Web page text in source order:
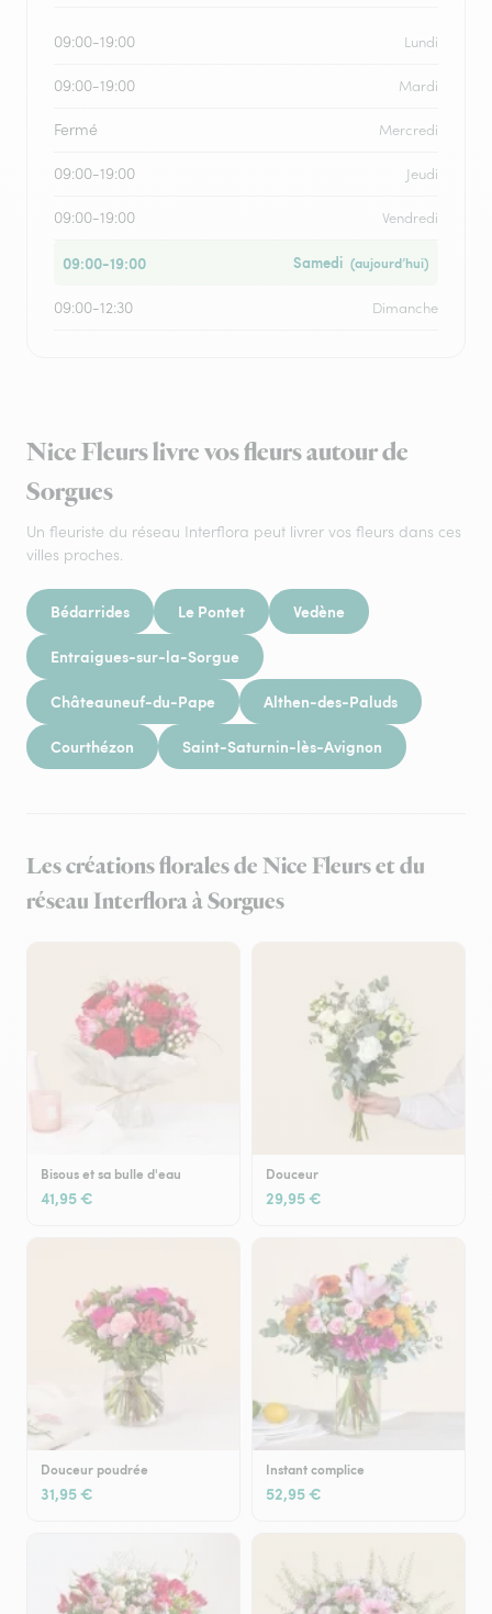
09:00-19:00 Lundi
09:00-19:00 Mardi
Fermé Mercredi
09:00-19:00 Jeudi
09:00-19:00 Vendredi
09:00-19:00 Samedi (aujourd’hui)
09:00-12:30 Dimanche
Nice Fleurs livre vos fleurs autour de
Sorgues
Un fleuriste du réseau Interflora peut livrer vos fleurs dans ces
villes proches.
Bédarrides Le Pontet Vedène
Entraigues-sur-la-Sorgue
Châteauneuf-du-Pape Althen-des-Paluds
Courthézon Saint-Saturnin-lès-Avignon
Les créations florales de Nice Fleurs et du
réseau Interflora à Sorgues
Bisous et sa bulle d'eau
41,95 €
Douceur
29,95 €
Douceur poudrée
31,95 €
Instant complice
52,95 €